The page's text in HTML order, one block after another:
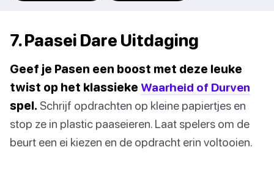
7. Paasei Dare Uitdaging
Geef je Pasen een boost met deze leuke
twist op het klassieke Waarheid of Durven
spel. Schrijf opdrachten op kleine papiertjes en
stop ze in plastic paaseieren. Laat spelers om de
beurt een ei kiezen en de opdracht erin voltooien.